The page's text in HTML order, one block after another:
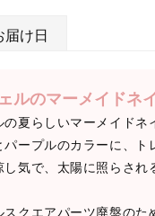
届け日
ルのマーメイドネ
夏らしいマーメイドネ
ープルのカラーに、ト
気で、太陽に照らされ
クエアパーツ廃盤のた